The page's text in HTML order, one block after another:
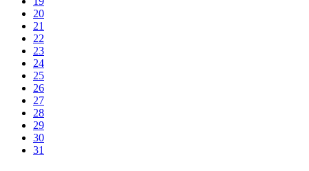
20
21
22
23
24
25
26
27
28
29
30
31